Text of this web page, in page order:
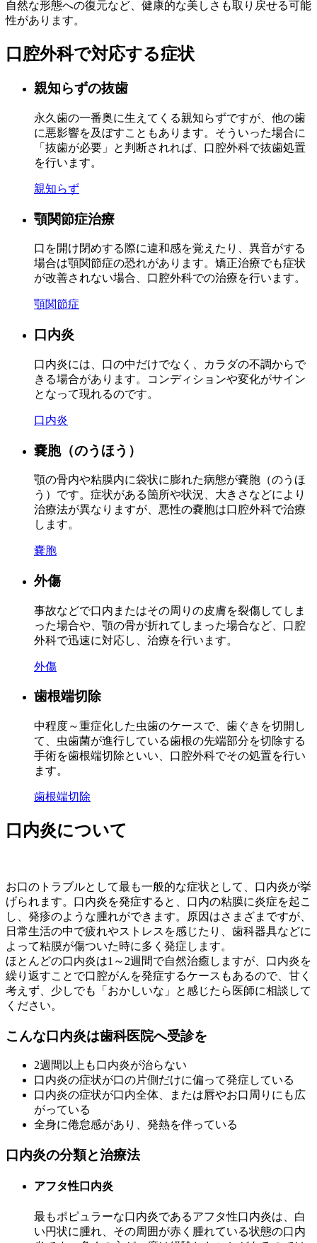
自然な形態への復元など、健康的な美しさも取り戻せる可能
性があります。
口腔外科で対応する症状
親知らずの抜歯
永久歯の一番奥に生えてくる親知らずですが、他の歯
に悪影響を及ぼすこともあります。そういった場合に
「抜歯が必要」と判断されれば、口腔外科で抜歯処置
を行います。
親知らず
顎関節症治療
口を開け閉めする際に違和感を覚えたり、異音がする
場合は顎関節症の恐れがあります。矯正治療でも症状
が改善されない場合、口腔外科での治療を行います。
顎関節症
口内炎
口内炎には、口の中だけでなく、カラダの不調からで
きる場合があります。コンディションや変化がサイン
となって現れるのです。
口内炎
嚢胞（のうほう）
顎の骨内や粘膜内に袋状に膨れた病態が嚢胞（のうほ
う）です。症状がある箇所や状況、大きさなどにより
治療法が異なりますが、悪性の嚢胞は口腔外科で治療
します。
嚢胞
外傷
事故などで口内またはその周りの皮膚を裂傷してしま
った場合や、顎の骨が折れてしまった場合など、口腔
外科で迅速に対応し、治療を行います。
外傷
歯根端切除
中程度～重症化した虫歯のケースで、歯ぐきを切開し
て、虫歯菌が進行している歯根の先端部分を切除する
手術を歯根端切除といい、口腔外科でその処置を行い
ます。
歯根端切除
口内炎について
お口のトラブルとして最も一般的な症状として、口内炎が挙
げられます。口内炎を発症すると、口内の粘膜に炎症を起こ
し、発疹のような腫れができます。原因はさまざまですが、
日常生活の中で疲れやストレスを感じたり、歯科器具などに
よって粘膜が傷ついた時に多く発症します。
ほとんどの口内炎は1～2週間で自然治癒しますが、口内炎を
繰り返すことで口腔がんを発症するケースもあるので、甘く
考えず、少しでも「おかしいな」と感じたら医師に相談して
ください。
こんな口内炎は歯科医院へ受診を
2週間以上も口内炎が治らない
口内炎の症状が口の片側だけに偏って発症している
口内炎の症状が口内全体、または唇やお口周りにも広
がっている
全身に倦怠感があり、発熱を伴っている
口内炎の分類と治療法
アフタ性口内炎
最もポピュラーな口内炎であるアフタ性口内炎は、白
い円状に腫れ、その周囲が赤く腫れている状態の口内